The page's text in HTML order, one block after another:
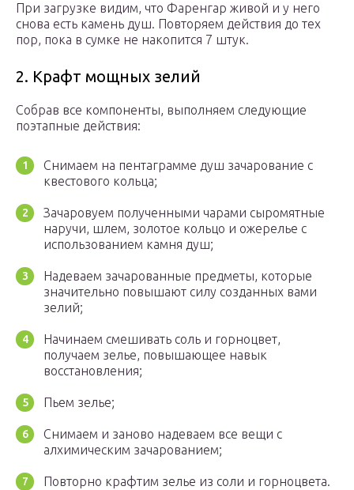
При загрузке видим, что Фаренгар живой и у него
снова есть камень душ. Повторяем действия до тех
пор, пока в сумке не накопится 7 штук.
2. Крафт мощных зелий
Собрав все компоненты, выполняем следующие
поэтапные действия:
Снимаем на пентаграмме душ зачарование с
квестового кольца;
Зачаровуем полученными чарами сыромятные
наручи, шлем, золотое кольцо и ожерелье с
использованием камня душ;
Надеваем зачарованные предметы, которые
значительно повышают силу созданных вами
зелий;
Начинаем смешивать соль и горноцвет,
получаем зелье, повышающее навык
восстановления;
Пьем зелье;
Снимаем и заново надеваем все вещи с
алхимическим зачарованием;
Повторно крафтим зелье из соли и горноцвета.